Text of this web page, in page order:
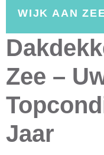
WIJK AAN
Zee –
Jaar